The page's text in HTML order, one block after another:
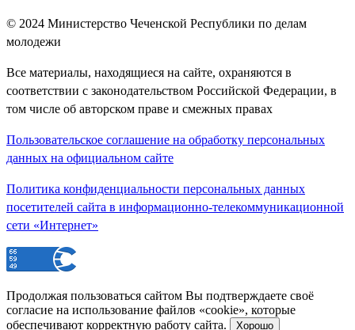
© 2024 Министерство Чеченской Республики по делам
молодежи
Все материалы, находящиеся на сайте, охраняются в
соответствии с законодательством Российской Федерации, в
том числе об авторском праве и смежных правах
Пользовательское соглашение на обработку персональных
данных на официальном сайте
Политика конфиденциальности персональных данных
посетителей сайта в информационно-телекоммуникационной
сети «Интернет»
Продолжая пользоваться сайтом Вы подтверждаете своё
согласие на использование файлов «cookie», которые
обеспечивают корректную работу сайта.
Хорошо